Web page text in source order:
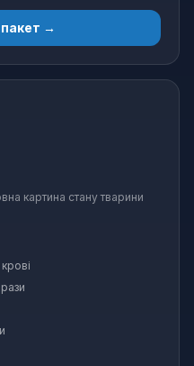
→
картина стану тварини